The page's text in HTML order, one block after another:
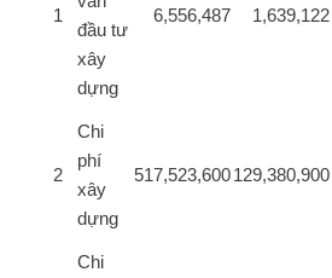
1
đầu tư
xây
dựng
6,556,487 1,639,122
2
Chi
phí
xây
dựng
517,523,600129,380,900
Chi